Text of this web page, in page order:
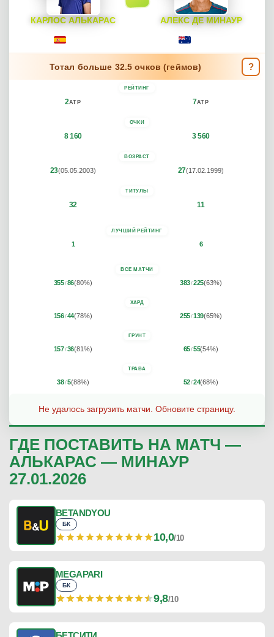
КАРЛОС АЛЬКАРАС АЛЕКС ДЕ МИНАУР
Тотал больше 32.5 очков (геймов) ?
2ATP
РЕЙТИНГ
7ATP
8 160
ОЧКИ
3 560
23(05.05.2003)
ВОЗРАСТ
27(17.02.1999)
32
ТИТУЛЫ
11
1
ЛУЧШИЙ РЕЙТИНГ
6
355/86(80%)
ВСЕ МАТЧИ
383/225(63%)
156/44(78%)
ХАРД
255/139(65%)
157/36(81%)
ГРУНТ
65/55(54%)
38/5(88%)
ТРАВА
52/24(68%)
Не удалось загрузить матчи. Обновите страницу.
ГДЕ ПОСТАВИТЬ НА МАТЧ —
АЛЬКАРАС — МИНАУР
27.01.2026
BETANDYOU
БК
10,0/10
MEGAPARI
БК
9,8/10